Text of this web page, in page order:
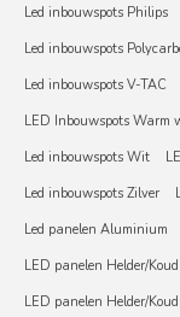
Led inbouwspots Philips
Led inbouwspots
Led inbouwspots V-TAC
LED Inbouwspots Warm
Led inbouwspots Wit
Led inbouwspots Zilver
Led panelen Aluminium
LED panelen Helder/
LED panelen Helder/